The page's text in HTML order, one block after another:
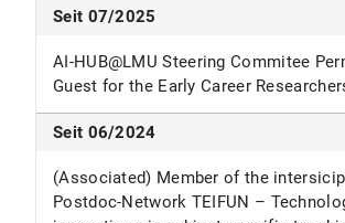
Seit 07/2025
AI-HUB@LMU Steering Commitee
Guest for the Early Career
Seit 06/2024
(Associated) Member of the
Postdoc-Network TEIFUN –